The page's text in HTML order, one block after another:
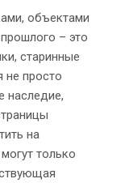
объектами
– это
старинные
не просто
наследие,
на
только